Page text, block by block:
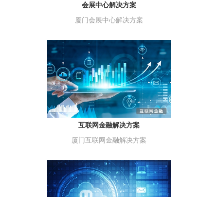
会展中心解决方案
厦门会展中心解决方案
互联网金融解决方案
厦门互联网金融解决方案